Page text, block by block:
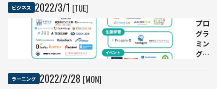
機
械
学
習
ビジネス 2022/3/1 [TUE]
プロ
グラ
ミン
グス
ラーニング 2022/2/28 [MON]